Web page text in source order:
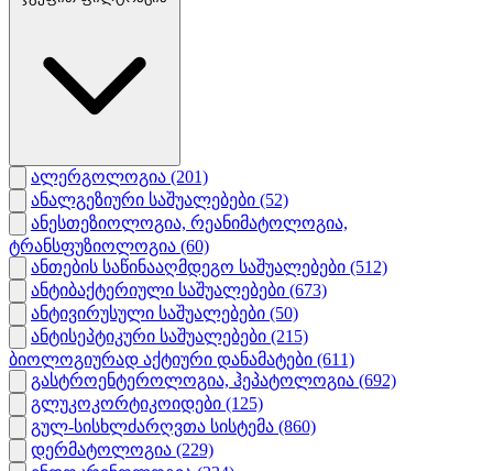
ალერგოლოგია (201)
ანალგეზიური საშუალებები (52)
ანესთეზიოლოგია, რეანიმატოლოგია,
ტრანსფუზიოლოგია (60)
ანთების საწინააღმდეგო საშუალებები (512)
ანტიბაქტერიული საშუალებები (673)
ანტივირუსული საშუალებები (50)
ანტისეპტიკური საშუალებები (215)
ბიოლოგიურად აქტიური დანამატები (611)
გასტროენტეროლოგია, ჰეპატოლოგია (692)
გლუკოკორტიკოიდები (125)
გულ-სისხლძარღვთა სისტემა (860)
დერმატოლოგია (229)